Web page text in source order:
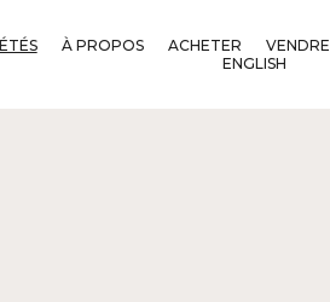
À PROPOS ACHETER VENDRE
ENGLISH